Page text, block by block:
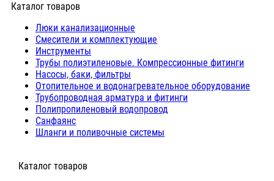
Каталог товаров
Люки канализационные
Cмесители и комплектующие
Инструменты
Трубы полиэтиленовые. Компрессионные фитинги
Насосы, баки, фильтры
Отопительное и водонагревательное оборудование
Трубопроводная арматура и фитинги
Полипропиленовый водопровод
Санфаянс
Шланги и поливочные системы
⠀Каталог товаров